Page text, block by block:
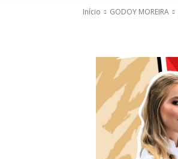
Início GODOY MOREIRA